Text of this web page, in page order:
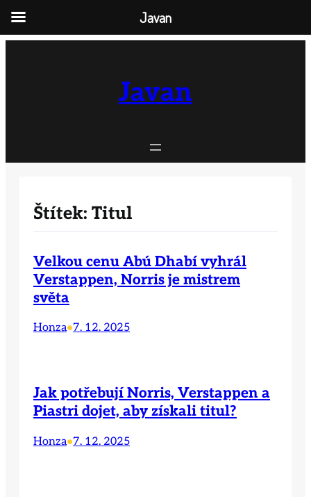
Javan
Štítek: Titul
Velkou cenu Abú Dhabí vyhrál
Verstappen, Norris je mistrem
světa
Honza•7. 12. 2025
Jak potřebují Norris, Verstappen a
Piastri dojet, aby získali titul?
Honza•7. 12. 2025
Javan